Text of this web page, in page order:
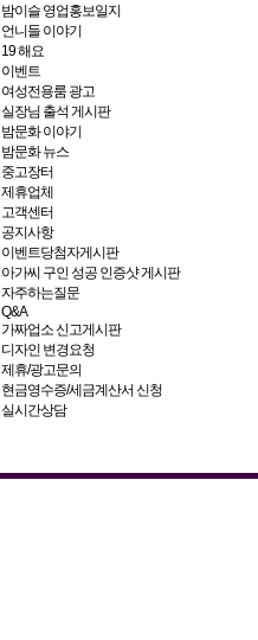
밤이슬 영업홍보일지
언니들 이야기
19 해요
이벤트
여성전용룸 광고
실장님 출석 게시판
밤문화 이야기
밤문화 뉴스
중고장터
제휴업체
고객센터
공지사항
이벤트당첨자게시판
아가씨 구인 성공 인증샷 게시판
자주하는질문
Q&A
가짜업소 신고게시판
디자인 변경요청
제휴/광고문의
현금영수증/세금계산서 신청
실시간상담